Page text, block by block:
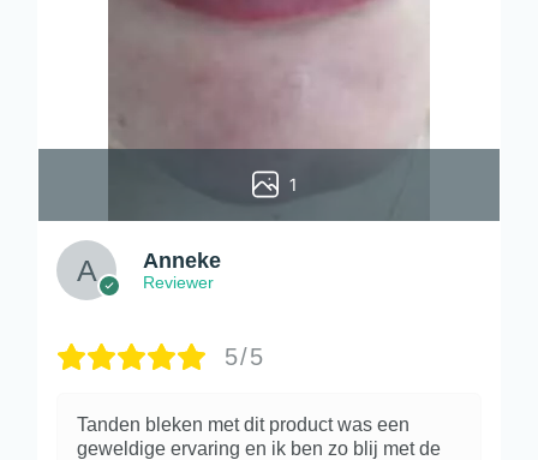
1
Anneke
Reviewer
5/5
Tanden bleken met dit product was een
geweldige ervaring en ik ben zo blij met de